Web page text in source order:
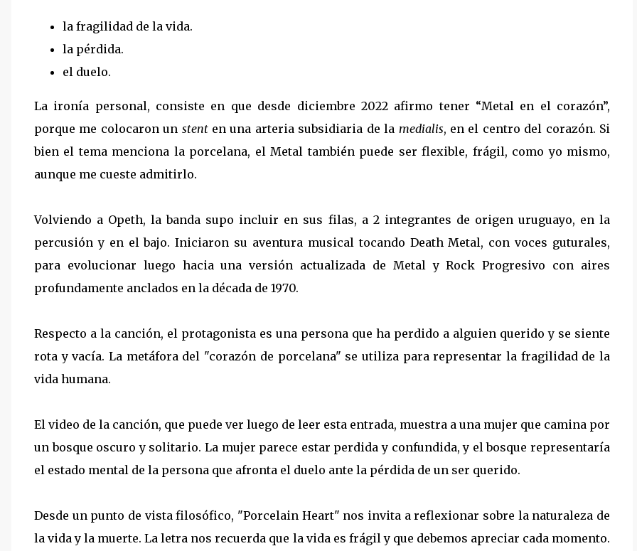
la fragilidad de la vida.
la pérdida.
el duelo.
La ironía personal, consiste en que desde diciembre 2022 afirmo tener “Metal en el corazón”,
porque me colocaron un stenten una arteria subsidiaria de la medialis, en el centro del corazón. Si
bien el tema menciona la porcelana, el Metal también puede ser flexible, frágil, como yo mismo,
aunque me cueste admitirlo.
Volviendo a Opeth, la banda supo incluir en sus filas, a 2 integrantes de origen uruguayo, en la
percusión y en el bajo. Iniciaron su aventura musical tocando Death Metal, con voces guturales,
para evolucionar luego hacia una versión actualizada de Metal y Rock Progresivo con aires
profundamente anclados en la década de 1970.
Respecto a la canción, el protagonista es una persona que ha perdido a alguien querido y se siente
rota y vacía. La metáfora del "corazón de porcelana" se utiliza para representar la fragilidad de la
vida humana.
El video de la canción, que puede ver luego de leer esta entrada, muestra a una mujer que camina por
un bosque oscuro y solitario. La mujer parece estar perdida y confundida, y el bosque representaría
el estado mental de la persona que afronta el duelo ante la pérdida de un ser querido.
Desde un punto de vista filosófico, "Porcelain Heart" nos invita a reflexionar sobre la naturaleza de
la vida y la muerte. La letra nos recuerda que la vida es frágil y que debemos apreciar cada momento.